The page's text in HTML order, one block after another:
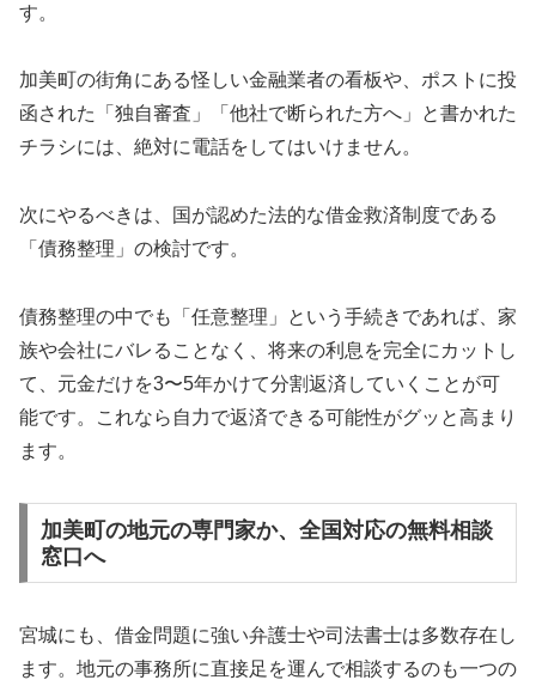
す。
加美町の街角にある怪しい金融業者の看板や、ポストに投
函された「独自審査」「他社で断られた方へ」と書かれた
チラシには、絶対に電話をしてはいけません。
次にやるべきは、国が認めた法的な借金救済制度である
「債務整理」の検討です。
債務整理の中でも「任意整理」という手続きであれば、家
族や会社にバレることなく、将来の利息を完全にカットし
て、元金だけを3〜5年かけて分割返済していくことが可
能です。これなら自力で返済できる可能性がグッと高まり
ます。
加美町の地元の専門家か、全国対応の無料相談
窓口へ
宮城にも、借金問題に強い弁護士や司法書士は多数存在し
ます。地元の事務所に直接足を運んで相談するのも一つの